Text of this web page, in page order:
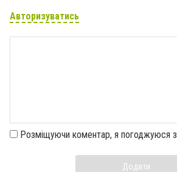
Авторизуватись
Розміщуючи коментар, я погоджуюся з
Додати